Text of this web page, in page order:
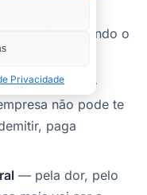
Privacidade
o benefício
depositando o
quando você
não pode te
paga
— pela dor, pelo